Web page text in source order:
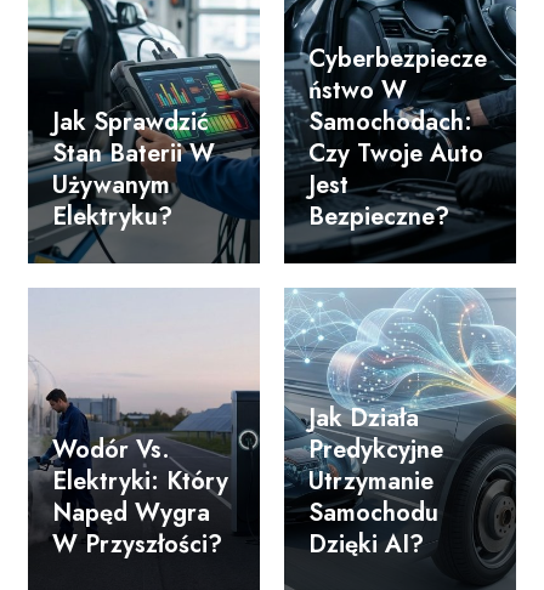
Jak Sprawdzić
Stan Baterii W
Używanym
Elektryku?
Cyberbezpiecze
Ństwo W
Samochodach:
Czy Twoje Auto
Jest
Bezpieczne?
Wodór Vs.
Elektryki: Który
Napęd Wygra
W Przyszłości?
Jak Działa
Predykcyjne
Utrzymanie
Samochodu
Dzięki AI?